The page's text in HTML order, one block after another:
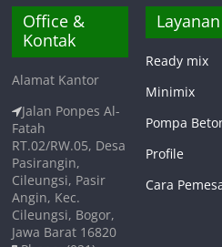
Office &
Kontak
Alamat Kantor
Jalan Ponpes Al-
Fatah
RT.02/RW.05, Desa
Pasirangin,
Cileungsi, Pasir
Angin, Kec.
Cileungsi, Bogor,
Jawa Barat 16820
Layanan
Ready mix
Minimix
Pompa
Profile
Cara